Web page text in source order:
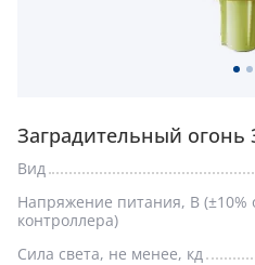
Заградительный
Вид
Напряжение питания, В (±10%
контроллера)
Сила света, не менее, кд